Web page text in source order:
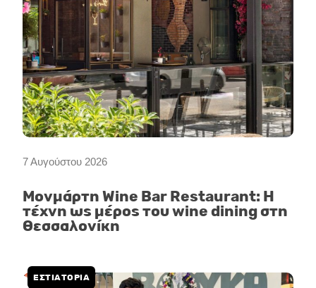
7 Αυγούστου 2026
Μονμάρτη Wine Bar Restaurant: Η
τέχνη ως μέρος του wine dining στη
Θεσσαλονίκη
ΕΣΤΙΑΤΟΡΙΑ